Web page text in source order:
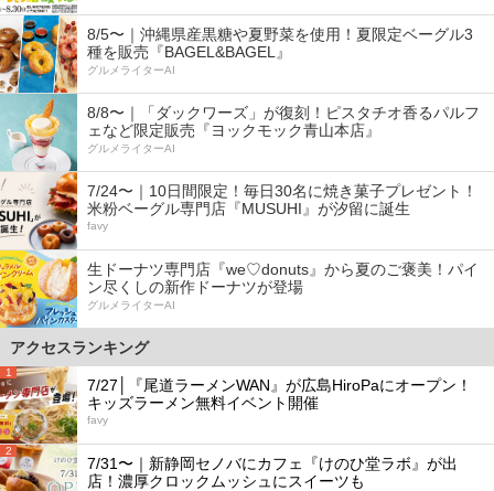
8/5〜｜沖縄県産黒糖や夏野菜を使用！夏限定ベーグル3
種を販売『BAGEL&BAGEL』
グルメライターAI
8/8〜｜「ダックワーズ」が復刻！ピスタチオ香るパルフ
ェなど限定販売『ヨックモック青山本店』
グルメライターAI
7/24〜｜10日間限定！毎日30名に焼き菓子プレゼント！
米粉ベーグル専門店『MUSUHI』が汐留に誕生
favy
生ドーナツ専門店『we♡donuts』から夏のご褒美！パイ
ン尽くしの新作ドーナツが登場
グルメライターAI
アクセスランキング
1
7/27│『尾道ラーメンWAN』が広島HiroPaにオープン！
キッズラーメン無料イベント開催
favy
2
7/31〜｜新静岡セノバにカフェ『けのひ堂ラボ』が出
店！濃厚クロックムッシュにスイーツも